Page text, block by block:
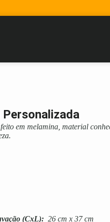
em melamina, material
(CxL): 26 cm x 37 cm